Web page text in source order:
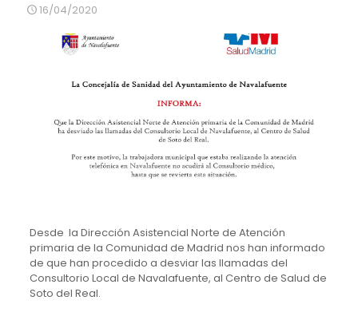
16/04/2020
Desde la Dirección Asistencial Norte de Atención
primaria de la Comunidad de Madrid nos han informado
de que han procedido a desviar las llamadas del
Consultorio Local de Navalafuente, al Centro de Salud de
Soto del Real.